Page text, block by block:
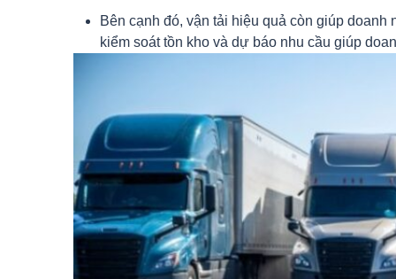
Bên cạnh đó, vận tải hiệu quả còn giúp
kiểm soát tồn kho và dự báo nhu cầu giúp